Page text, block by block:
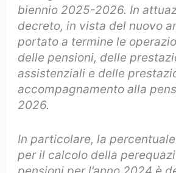
biennio 2025-2026. In
decreto, in vista del nuovo
portato a termine le
delle pensioni, delle
assistenziali e delle
accompagnamento alla
2026.
In particolare, la
per il calcolo della